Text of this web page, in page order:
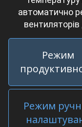
автоматично
Режим
Режим